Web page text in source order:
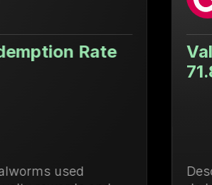
Valor de vida del cliente
Descubre cómo Ulanzi centralizó